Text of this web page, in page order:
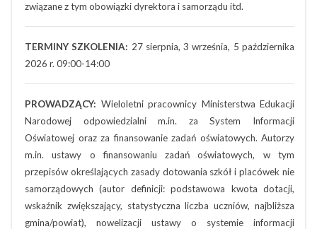
związane z tym obowiązki dyrektora i samorządu itd.
TERMINY SZKOLENIA: 27 sierpnia, 3 września, 5 października
2026 r. 09:00-14:00
PROWADZĄCY: Wieloletni pracownicy Ministerstwa Edukacji
Narodowej odpowiedzialni m.in. za System Informacji
Oświatowej oraz za finansowanie zadań oświatowych. Autorzy
m.in. ustawy o finansowaniu zadań oświatowych, w tym
przepisów określających zasady dotowania szkół i placówek nie
samorządowych (autor definicji: podstawowa kwota dotacji,
wskaźnik zwiększający, statystyczna liczba uczniów, najbliższa
gmina/powiat), nowelizacji ustawy o systemie informacji